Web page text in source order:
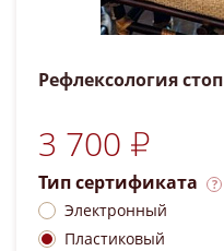
Рефлексология
3 700 ₽
Тип сертификата
Электронный
Пластиковый